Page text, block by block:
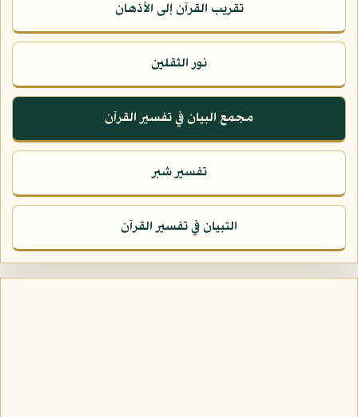
تقريب القرآن إلى الأذهان
نور الثقلين
مجمع البيان في تفسير القرآن
تفسير شبر
التبيان في تفسير القرآن